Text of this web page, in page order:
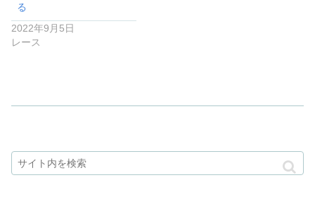
る
2022年9月5日
レース